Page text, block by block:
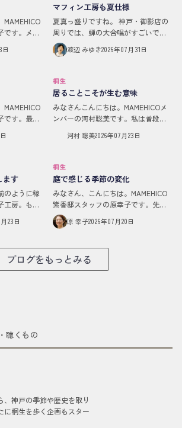
MAMEHICO
です。メン
で「庭で
りまし
日
マフィン工房も夏仕様
夏真っ盛りですね。 神戸・御影店の
周りでは、蝉の大合唱がすごいで
す！笑 そんな中、マフィン工房で
は、スタッフと「マフィン隊」 （梱
お客さまたち） と…
渡辺 みゆき2026年07月31日
MAMEHICO
です。最近
に暑い…！
は打ち水
桐生
居ることこそが生む意味
みなさんこんにちは。MAMEHICOメ
ンバーの河村聡美です。私は普段、
す。弁理士というのは特許に関わる
早口言葉でお馴…
河村 聡美2026年07月23日
ます
のように稼
工房。もと
建具はどこ
23日
桐生
庭で感じる季節の変化
みなさん、こんにちは。MAMEHICO
紫香邸スタッフの原幸子です。先
日、七十二節気の「蓮始開（はす は
じめて ひらく）」という、蓮の花が
に、紫香邸の…
原 幸子2026年07月20日
ブログをもっとみる
聴くもの
、神戸の季節や歴史を取り
に桐生を歩く企画もスター